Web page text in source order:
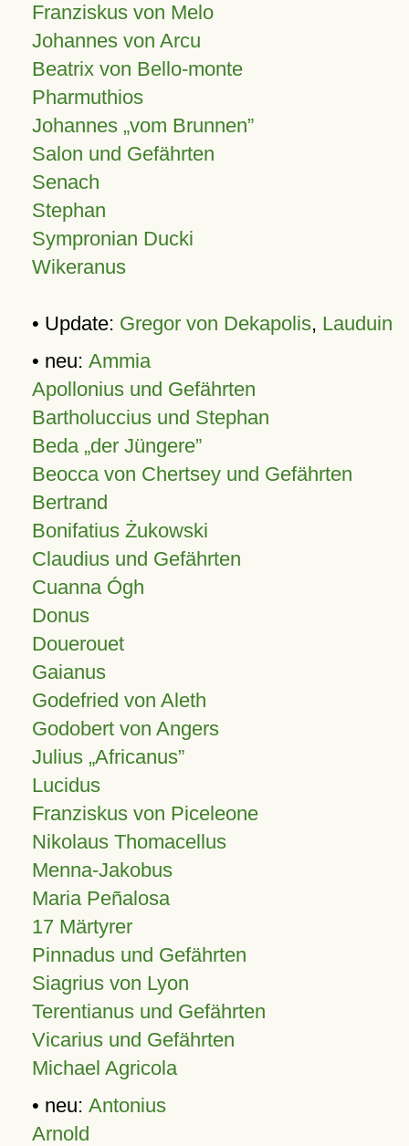
Franziskus von Melo
Johannes von Arcu
Beatrix von Bello-monte
Pharmuthios
Johannes vom Brunnen
Salon und Gefährten
Senach
Stephan
Sympronian Ducki
Wikeranus
• Update: Gregor von Dekapolis, Lauduin
• neu: Ammia
Apollonius und Gefährten
Bartholuccius und Stephan
Beda „der Jüngere”
Beocca von Chertsey und Gefährten
Bertrand
Bonifatius Żukowski
Claudius und Gefährten
Cuanna Ógh
Donus
Douerouet
Gaianus
Godefried von Aleth
Godobert von Angers
Julius Africanus
Lucidus
Franziskus von Piceleone
Nikolaus Thomacellus
Menna-Jakobus
Maria Peñalosa
17 Märtyrer
Pinnadus und Gefährten
Siagrius von Lyon
Terentianus und Gefährten
Vicarius und Gefährten
Michael Agricola
• neu: Antonius
Arnold